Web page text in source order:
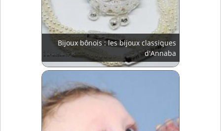
Bijoux bônois : les bijoux classiques
d'Annaba